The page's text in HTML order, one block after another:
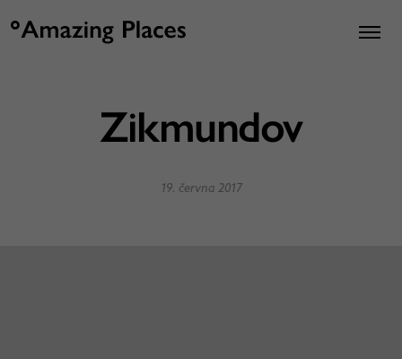
Zikmundov
19. června 2017